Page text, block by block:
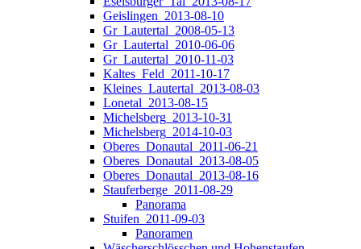
Geislingen_2013-08-10
Gr_Lautertal_2008-05-13
Gr_Lautertal_2010-06-06
Gr_Lautertal_2010-11-03
Kaltes_Feld_2011-10-17
Kleines_Lautertal_2013-08-03
Lonetal_2013-08-15
Michelsberg_2013-10-31
Michelsberg_2014-10-03
Oberes_Donautal_2011-06-21
Oberes_Donautal_2013-08-05
Oberes_Donautal_2013-08-16
Stauferberge_2011-08-29
Panorama
Stuifen_2011-09-03
Panoramen